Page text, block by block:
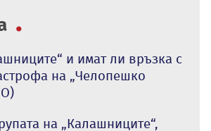
и имат ли връзка с
на „Челопешко
на „Калашниците“,